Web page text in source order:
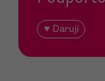
♥ Daruji